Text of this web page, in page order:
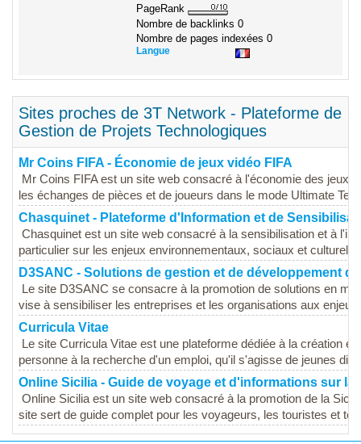
PageRank
Nombre de backlinks 0
Nombre de pages indexées 0
Langue
Sites proches de 3T Network - Plateforme de
Gestion de Projets Technologiques
Mr Coins FIFA - Économie de jeux vidéo FIFA
Mr Coins FIFA est un site web consacré à l'économie des jeux
les échanges de pièces et de joueurs dans le mode Ultimate
Chasquinet - Plateforme d'Information et de
Chasquinet est un site web consacré à la sensibilisation et à
particulier sur les enjeux environnementaux, sociaux et
D3SANC - Solutions de gestion et de développement
Le site D3SANC se consacre à la promotion de solutions en
vise à sensibiliser les entreprises et les organisations aux
Curricula Vitae
Le site Curricula Vitae est une plateforme dédiée à la création
personne à la recherche d'un emploi, qu'il s'agisse de jeunes
Online Sicilia - Guide de voyage et d'informations sur la
Online Sicilia est un site web consacré à la promotion de la
site sert de guide complet pour les voyageurs, les touristes et